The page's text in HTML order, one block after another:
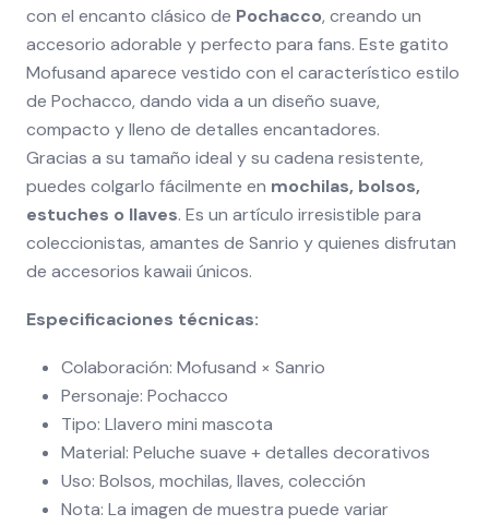
con el encanto clásico de Pochacco, creando un
accesorio adorable y perfecto para fans. Este gatito
Mofusand aparece vestido con el característico estilo
de Pochacco, dando vida a un diseño suave,
compacto y lleno de detalles encantadores.
Gracias a su tamaño ideal y su cadena resistente,
puedes colgarlo fácilmente en mochilas, bolsos,
estuches o llaves. Es un artículo irresistible para
coleccionistas, amantes de Sanrio y quienes disfrutan
de accesorios kawaii únicos.
Especificaciones técnicas:
Colaboración: Mofusand × Sanrio
Personaje: Pochacco
Tipo: Llavero mini mascota
Material: Peluche suave + detalles decorativos
Uso: Bolsos, mochilas, llaves, colección
Nota: La imagen de muestra puede variar